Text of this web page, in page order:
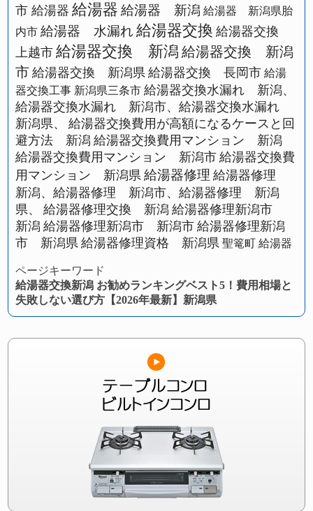
市 給湯器 給湯器 給湯器 新潟 給湯器 新潟県胎
内市 給湯器 水漏れ 給湯器交換 給湯器交換
上越市 給湯器交換 新潟 給湯器交換 新潟
市 給湯器交換 新潟県 給湯器交換 長岡市 給湯
器交換工事 新潟県三条市 給湯器交換水漏れ 新潟、
給湯器交換水漏れ 新潟市、給湯器交換水漏れ
新潟県、
給湯器交換費用が高額になるケースと回
避方法 新潟 給湯器交換費用マンション 新潟
給湯器交換費用マンション 新潟市 給湯器交換費
用マンション 新潟県 給湯器修理 給湯器修理
新潟、給湯器修理 新潟市、給湯器修理 新潟
県、
給湯器修理交換 新潟 給湯器修理新潟市
新潟 給湯器修理新潟市 新潟市 給湯器修理新潟
市 新潟県 給湯器修理資格 新潟県 聖篭町 給湯器
ページキーワード
給湯器交換新潟 お勧めランキングベスト5！費用相場と
失敗しない選び方【2026年最新】新潟県